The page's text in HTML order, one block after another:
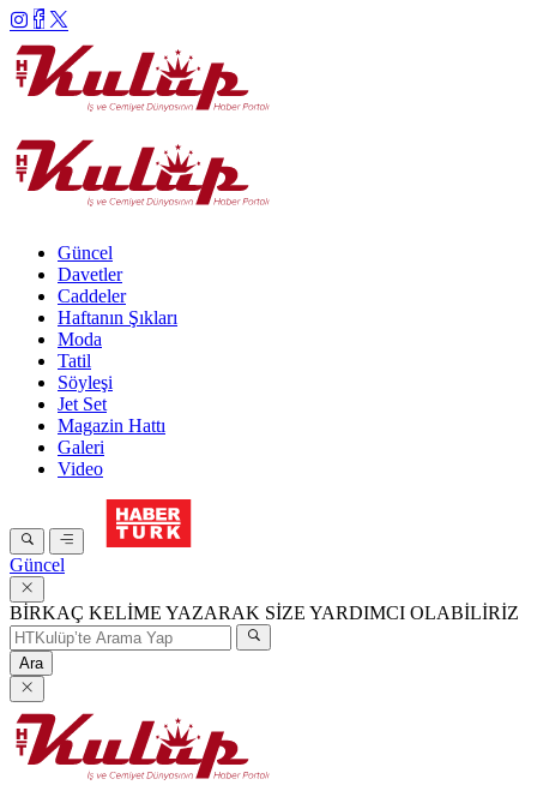
Güncel
Davetler
Caddeler
Haftanın Şıkları
Moda
Tatil
Söyleşi
Jet Set
Magazin Hattı
Galeri
Video
Güncel
BİRKAÇ KELİME YAZARAK SİZE YARDIMCI OLABİLİRİZ
Ara